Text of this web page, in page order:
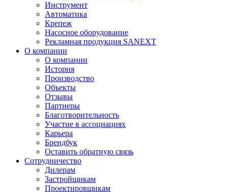
Инструмент
Автоматика
Крепеж
Насосное оборудование
Рекламная продукция SANEXT
О компании
О компании
История
Производство
Объекты
Отзывы
Партнеры
Благотворительность
Участие в ассоциациях
Карьера
Брендбук
Оставить обратную связь
Сотрудничество
Дилерам
Застройщикам
Проектировщикам